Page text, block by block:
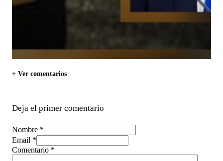
+ Ver comentarios
Deja el primer comentario
Nombre *
Email *
Comentario *